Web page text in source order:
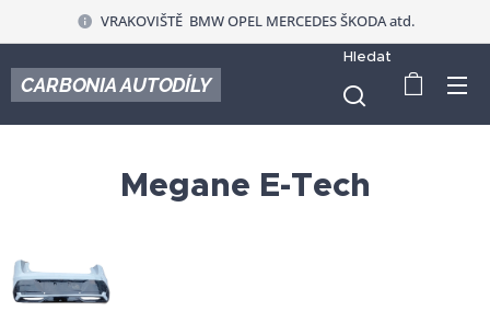
VRAKOVIŠTĚ BMW OPEL MERCEDES ŠKODA atd.
CARBONIA AUTODÍLY
Hledat
Megane E-Tech